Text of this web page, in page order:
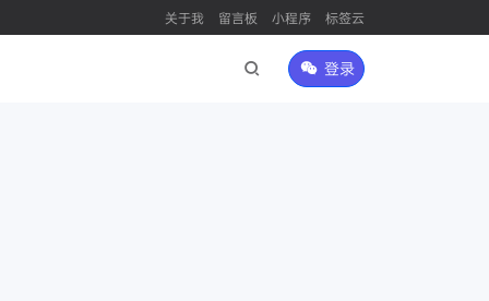
关于我 留言板 小程序 标签云
登录